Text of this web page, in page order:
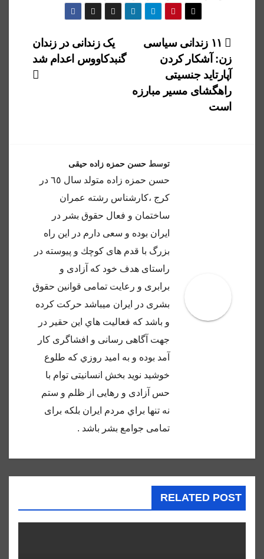
راهبری
نوشته
یک زندانی در زندان
گنبدکاووس اعدام شد
۱۱ زندانی سیاسی
زن: آشکار کردن
آپارتاید جنسیتی
راهگشای مسیر مبارزه
است
توسط حسن حمزه زاده حیقی
حسن حمزه زاده متولد سال ٦٥ در
كرج ،كارشناس رشته عمران
ساختمان و فعال حقوق بشر در
ايران بوده و سعى دارم در اين راه
بزرگ با قدم هاى كوچك و پيوسته در
راستاى هدف خود كه آزادى و
برابرى و رعايت تمامى قوانين حقوق
بشرى در ايران ميباشد حركت كرده
و باشد كه فعاليت هاي اين حقير در
جهت آگاهى رسانى و افشاگرى كار
آمد بوده و به اميد روزي كه طلوع
خوشيد نويد بخش انسانيتى توام با
حس آزادى و رهايى از ظلم و ستم
نه تنها براي مردم ايران بلكه براى
تمامى جوامع بشر باشد .
RELATED POST